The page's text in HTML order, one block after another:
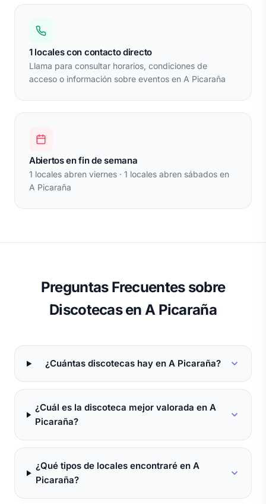
1 locales con contacto directo
Llama para consultar horarios, condiciones de
acceso o información sobre eventos en A Picaraña
Abiertos en fin de semana
1 locales abren viernes · 1 locales abren sábados en
A Picaraña
Preguntas Frecuentes sobre
Discotecas en A Picaraña
¿Cuántas discotecas hay en A Picaraña?
¿Cuál es la discoteca mejor valorada en A
Picaraña?
¿Qué tipos de locales encontraré en A
Picaraña?